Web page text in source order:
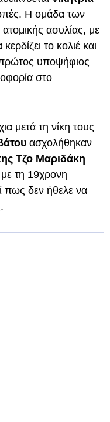
Η ομάδα των
ασυλίας, με
κερδίζει το κολιέ και
πρώτος υποψήφιος
στο
μετά τη νίκη τους
ασχολήθηκαν
Τζο Μαριδάκη
τη 19χρονη
πως δεν ήθελε να